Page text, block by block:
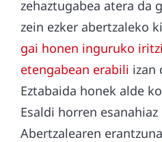
zehaztugabea atera da
zein ezker abertzaleko
gai honen inguruko
etengabean erabili izan
Eztabaida honek alde
Esaldi horren
Abertzalearen